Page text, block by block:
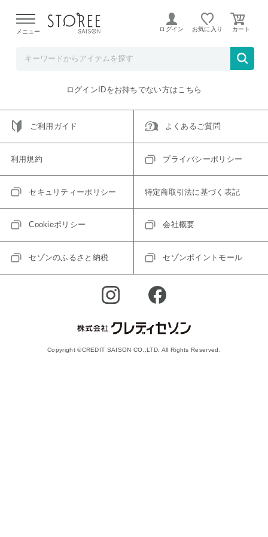
よる配送遅延が発生しております。
メニュー ログイン お気に入り
ご指定のアイテムは取り扱い終了、またはただいま取り扱い
トップへ戻る
ログインIDをお持ちでない方はこちら
ご利用ガイド よくあるご質問
利用規約 プライバシーポリシー
セキュリティーポリシー 特定商取引法に基づく表記
Cookieポリシー 会社概要
セゾンのふるさと納税 セゾンポイントモール
Copyright ©CREDIT SAISON CO.,LTD. All Rights Reserved.